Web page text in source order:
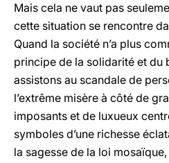
Mais cela ne vaut pas
cette situation se rencontre
Quand la société n’a plus
principe de la solidarité et du
assistons au scandale de
l’extrême misère à côté de
imposants et de luxueux
symboles d’une richesse
la sagesse de la loi